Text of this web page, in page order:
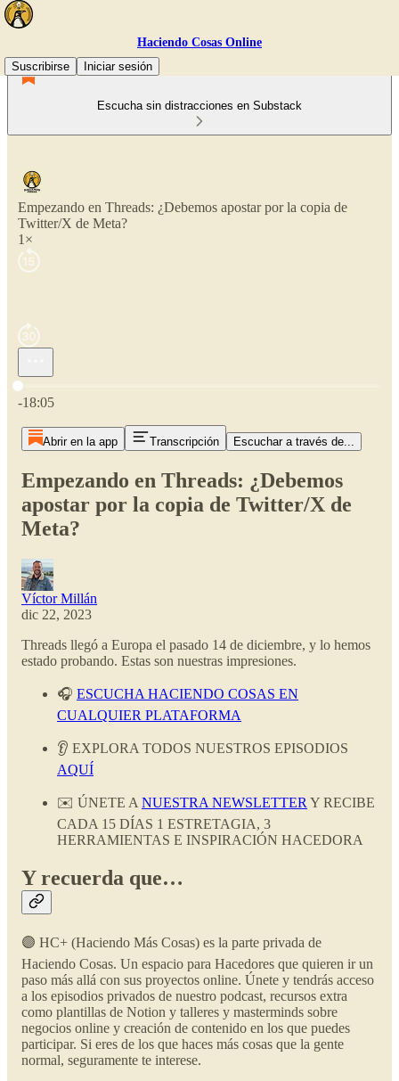
Haciendo Cosas Online
Suscribirse
Iniciar sesión
Escucha sin distracciones en Substack
Empezando en Threads: ¿Debemos apostar por la copia de
Twitter/X de Meta?
1×
Hora actual: 0:00 / Tiempo total: -18:05
-18:05
Abrir en la app Transcripción Escuchar a través de...
Empezando en Threads: ¿Debemos
apostar por la copia de Twitter/X de
Meta?
Víctor Millán
dic 22, 2023
Threads llegó a Europa el pasado 14 de diciembre, y lo hemos
estado probando. Estas son nuestras impresiones.
🎧 ESCUCHA HACIENDO COSAS EN
CUALQUIER PLATAFORMA
👂 EXPLORA TODOS NUESTROS EPISODIOS
AQUÍ
✉️ ÚNETE A NUESTRA NEWSLETTER Y RECIBE
CADA 15 DÍAS 1 ESTRETAGIA, 3
HERRAMIENTAS E INSPIRACIÓN HACEDORA
Y recuerda que…
🟣 HC+ (Haciendo Más Cosas) es la parte privada de
Haciendo Cosas. Un espacio para Hacedores que quieren ir un
paso más allá con sus proyectos online. Únete y tendrás acceso
a los episodios privados de nuestro podcast, recursos extra
como plantillas de Notion y talleres y masterminds sobre
negocios online y creación de contenido en los que puedes
participar. Si eres de los que haces más cosas que la gente
normal, seguramente te interese.